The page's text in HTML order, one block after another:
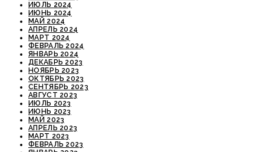
ИЮЛЬ 2024
ИЮНЬ 2024
МАЙ 2024
АПРЕЛЬ 2024
МАРТ 2024
ФЕВРАЛЬ 2024
ЯНВАРЬ 2024
ДЕКАБРЬ 2023
НОЯБРЬ 2023
ОКТЯБРЬ 2023
СЕНТЯБРЬ 2023
АВГУСТ 2023
ИЮЛЬ 2023
ИЮНЬ 2023
МАЙ 2023
АПРЕЛЬ 2023
МАРТ 2023
ФЕВРАЛЬ 2023